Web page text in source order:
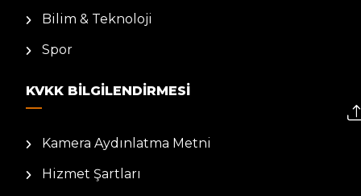
Bilim & Teknoloji
Spor
KVKK BILGILENDIRMESI
Kamera Aydınlatma Metni
Hizmet Şartları